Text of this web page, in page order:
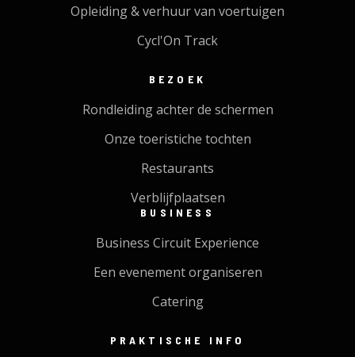
Opleiding & verhuur van voertuigen
Cycl'On Track
BEZOEK
Rondleiding achter de schermen
Onze toeristiche tochten
Restaurants
Verblijfplaatsen
BUSINESS
Business Circuit Experience
Een evenement organiseren
Catering
PRAKTISCHE INFO